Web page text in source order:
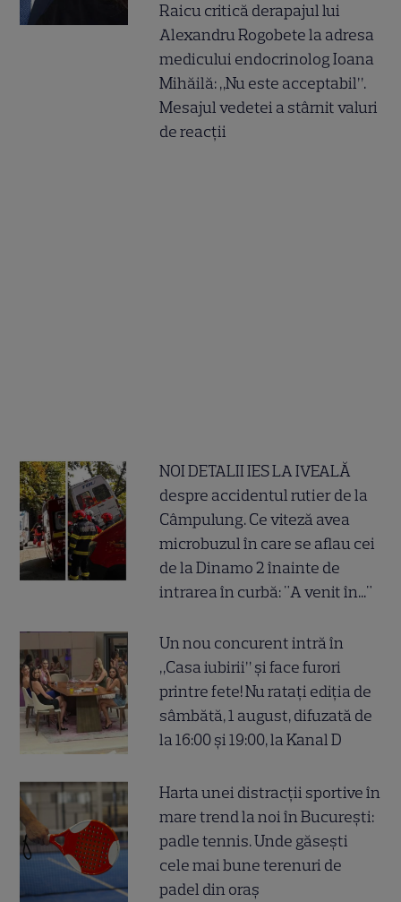
Raicu critică derapajul lui
Alexandru Rogobete la adresa
medicului endocrinolog Ioana
Mihăilă: „Nu este acceptabil”.
Mesajul vedetei a stârnit valuri
de reacții
NOI DETALII IES LA IVEALĂ
despre accidentul rutier de la
Câmpulung. Ce viteză avea
microbuzul în care se aflau cei
de la Dinamo 2 înainte de
intrarea în curbă: "A venit în..."
Un nou concurent intră în
„Casa iubirii” și face furori
printre fete! Nu ratați ediția de
sâmbătă, 1 august, difuzată de
la 16:00 și 19:00, la Kanal D
Harta unei distracții sportive în
mare trend la noi în București:
padle tennis. Unde găsești
cele mai bune terenuri de
padel din oraș